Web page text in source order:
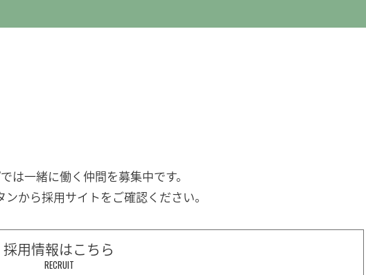
は一緒に働く 仲間を募集中です。
ンから採用サイトをご確認ください。
採用情報はこちら
RECRUIT